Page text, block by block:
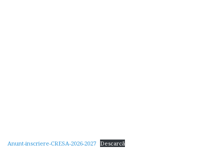
Anunt-inscriere-CRESA-2026-2027 Descarcă